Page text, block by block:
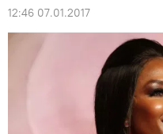
12:46 07.01.2017